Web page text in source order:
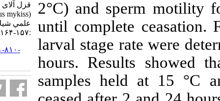
2°C) and
until
larval stage
hours.
samples
قزل آلای رنگین کمان
(Oncorhynchus mykiss). مجله
علمي شيلات ايران. ۱۳۹۱; ۲۱ (۴)
:۱۵۷-۱۶۴
URL:
http://isfj.ir/article-۱-۸۱۰-